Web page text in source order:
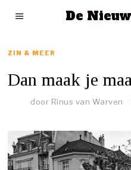
De
ZIN & MEER
Dan maak je
door Rinus van Warven